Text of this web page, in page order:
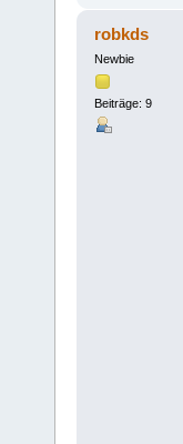
robkds
Newbie
Beiträge: 9